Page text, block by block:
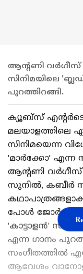
ആന്‍റണി വർഗീസ്
സിനിമയിലെ
പുറത്തിറങ്ങി.
ക്യൂബ്സ്
മലയാളത്തിലെ
സിനിമയെന്ന
'മാർക്കോ' എന്ന
ആൻ്റണി വർഗീസ്
സുനിൽ, കബീർ
പോൾ ജോർജ്ജ്
'കാട്ടാളൻ'
എന്ന ഗാനം
സംഗീതത്തിൽ
ആവേശം